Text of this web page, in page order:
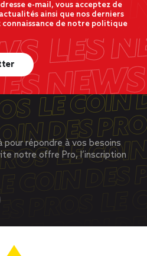
e-mail, vous acceptez de
ainsi que nos derniers
connaissance de notre politique
pour répondre à vos besoins
notre offre Pro, l’inscription